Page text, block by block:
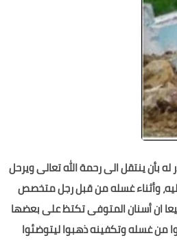
بأن ينتقل الى رحمة الله تعالى ويرحل
وأثناء غسله من قبل رجل متخصص
ان أسنان المتوفى تكتظ على بعضها
من غسله وتكفينه ذهبوا ليتوضئوا